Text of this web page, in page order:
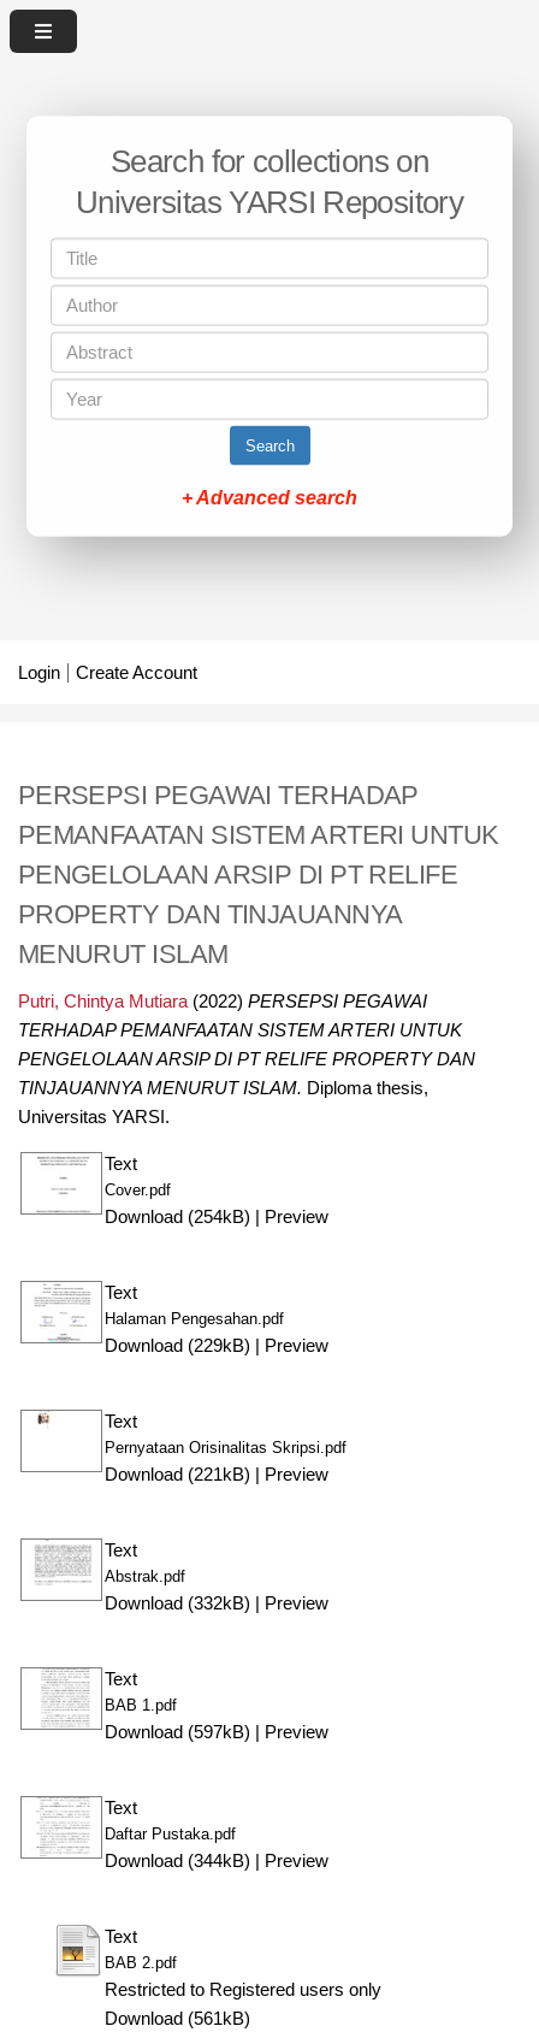
Search for collections on
Universitas YARSI Repository
Search
+ Advanced search
Login Create Account
PERSEPSI PEGAWAI TERHADAP
PEMANFAATAN SISTEM ARTERI UNTUK
PENGELOLAAN ARSIP DI PT RELIFE
PROPERTY DAN TINJAUANNYA
MENURUT ISLAM
Putri, Chintya Mutiara(2022) PERSEPSI PEGAWAI
TERHADAP PEMANFAATAN SISTEM ARTERI UNTUK
PENGELOLAAN ARSIP DI PT RELIFE PROPERTY DAN
TINJAUANNYA MENURUT ISLAM. Diploma thesis,
Universitas YARSI.
Text
Cover.pdf
Download (254kB) Preview
Text
Halaman Pengesahan.pdf
Download (229kB) Preview
Text
Pernyataan Orisinalitas Skripsi.pdf
Download (221kB) Preview
Text
Abstrak.pdf
Download (332kB) Preview
Text
BAB 1.pdf
Download (597kB) Preview
Text
Daftar Pustaka.pdf
Download (344kB) Preview
Text
BAB 2.pdf
Restricted to Registered users only
Download (561kB)